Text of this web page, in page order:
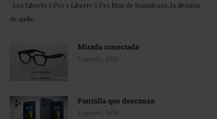
Los Liberty 5 Pro y Liberty 5 Pro Max de Soundcore, la división
de audio …
Mirada conectada
5 agosto, 2026
Pantalla que descansa
5 agosto, 2026